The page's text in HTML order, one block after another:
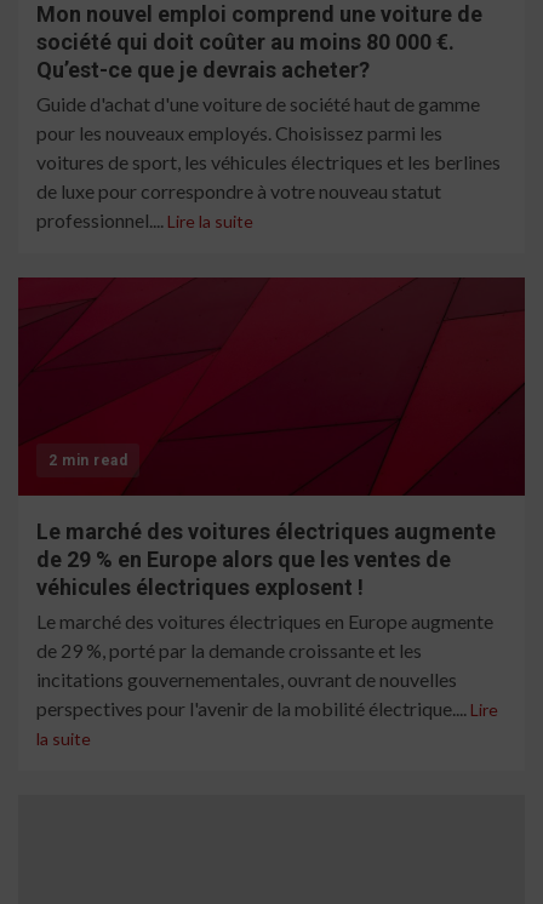
Mon nouvel emploi comprend une voiture de
société qui doit coûter au moins 80 000 €.
Qu’est-ce que je devrais acheter?
Guide d'achat d'une voiture de société haut de gamme
pour les nouveaux employés. Choisissez parmi les
voitures de sport, les véhicules électriques et les berlines
de luxe pour correspondre à votre nouveau statut
professionnel.... Lire la suite
2 min read
Le marché des voitures électriques augmente
de 29 % en Europe alors que les ventes de
véhicules électriques explosent !
Le marché des voitures électriques en Europe augmente
de 29 %, porté par la demande croissante et les
incitations gouvernementales, ouvrant de nouvelles
perspectives pour l'avenir de la mobilité électrique.... Lire
la suite